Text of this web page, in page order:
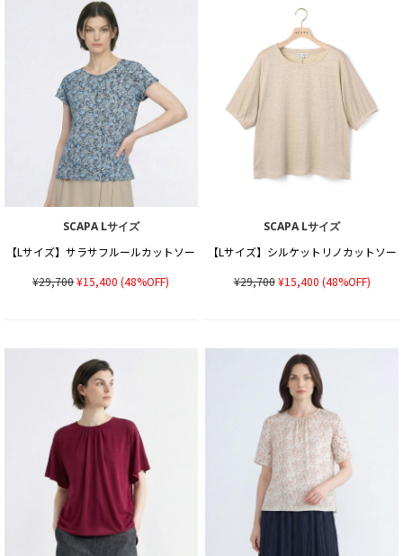
SCAPA Lサイズ
【Lサイズ】サラサフルールカットソー
¥29,700¥15,400 (48%OFF)
SCAPA Lサイズ
【Lサイズ】シルケットリノカットソー
¥29,700¥15,400 (48%OFF)